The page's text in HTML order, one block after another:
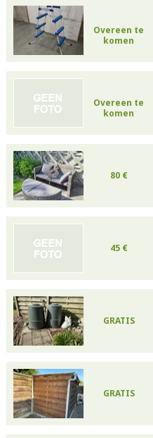
Overeen te
komen
Overeen te
komen
80 €
45 €
GRATIS
GRATIS